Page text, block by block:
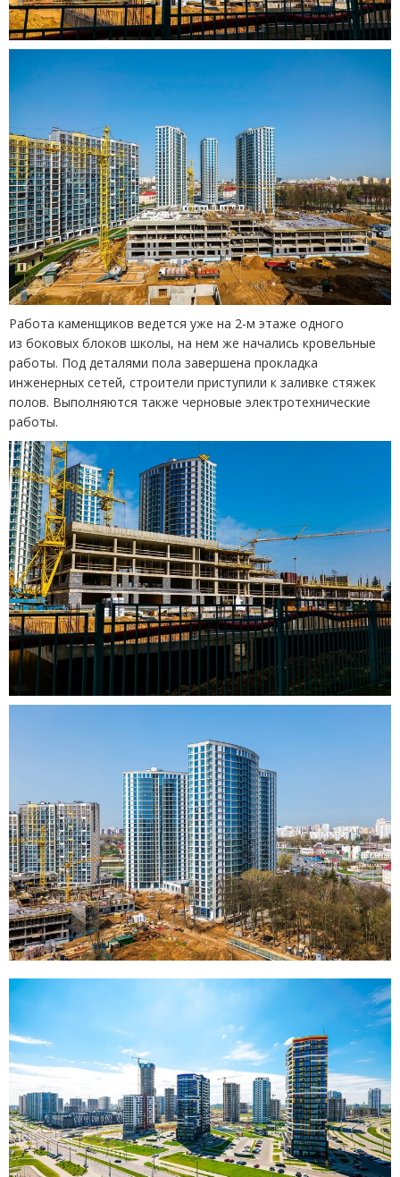
Работа каменщиков ведется уже на 2-м этаже одного
из боковых блоков школы, на нем же начались кровельные
работы. Под деталями пола завершена прокладка
инженерных сетей, строители приступили к заливке стяжек
полов. Выполняются также черновые электротехнические
работы.